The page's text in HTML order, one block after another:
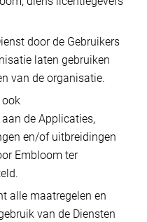
door de Gebruikers
laten gebruiken
van de organisatie.
de Applicaties,
en/of uitbreidingen
Embloom ter
alle maatregelen en
van de Diensten